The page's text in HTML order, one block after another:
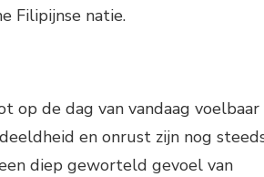
Filipijnse natie.
op de dag van vandaag voelbaar
en onrust zijn nog
diep geworteld gevoel van